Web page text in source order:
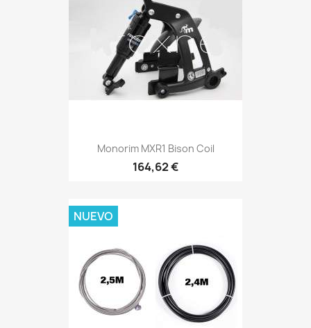
Monorim MXR1 Bison Coil
164,62 €
NUEVO